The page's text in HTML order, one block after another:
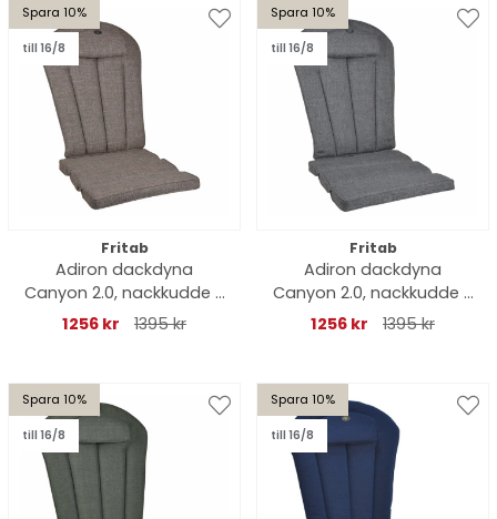
Spara 10%
till 16/8
Fritab
Adiron dackdyna
Canyon 2.0, nackkudde -
kastanj
1256 kr 1395 kr
Spara 10%
till 16/8
Fritab
Adiron dackdyna
Canyon 2.0, nackkudde -
oxfordgrå
1256 kr 1395 kr
Spara 10%
till 16/8
Spara 10%
till 16/8